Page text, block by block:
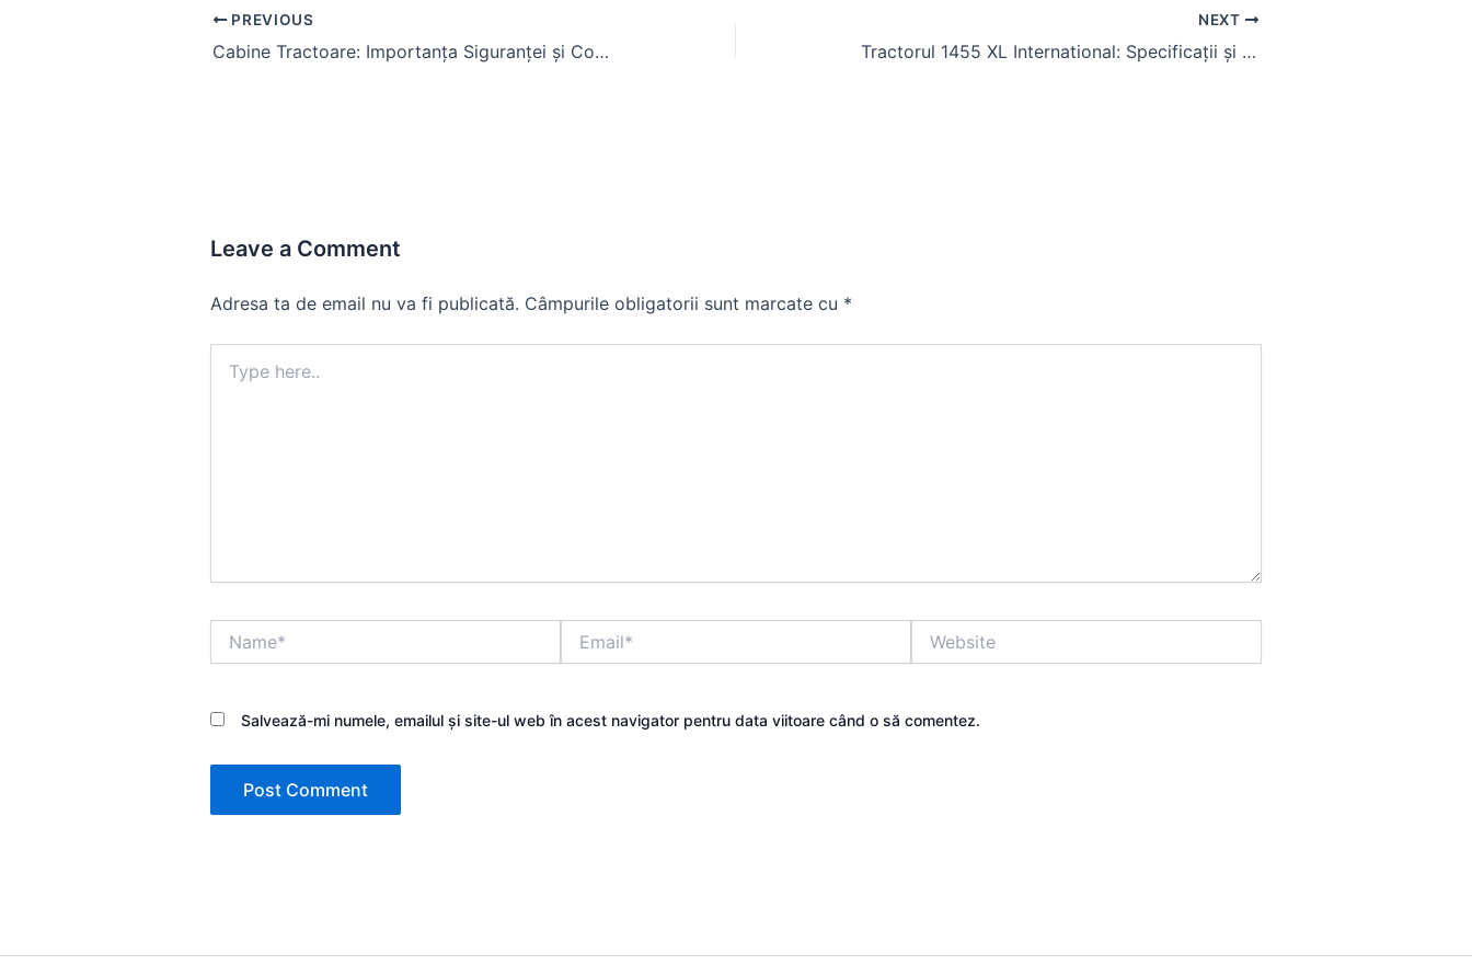
Post
navigation
PREVIOUS
Cabine Tractoare: Importanța Siguranței și Confortului în Agricultură
NEXT
Tractorul 1455 XL International: Specificații și Utilizare
Leave a Comment
Adresa ta de email nu va fi publicată. Câmpurile obligatorii sunt marcate cu *
here..
Salvează-mi numele, emailul și site-ul web în acest navigator pentru data viitoare când o să comentez.